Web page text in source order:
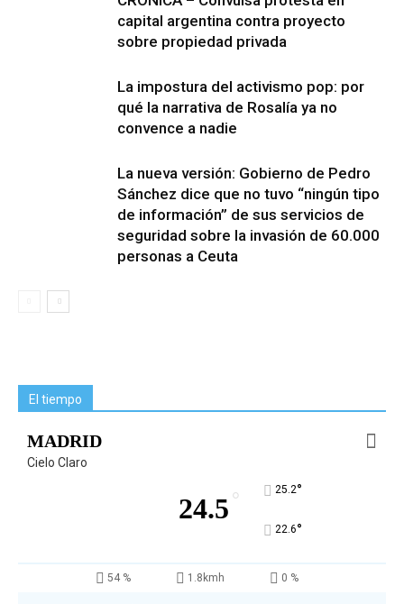
capital argentina contra proyecto
sobre propiedad privada
La impostura del activismo pop: por
qué la narrativa de Rosalía ya no
convence a nadie
La nueva versión: Gobierno de Pedro
Sánchez dice que no tuvo “ningún tipo
de información” de sus servicios de
seguridad sobre la invasión de 60.000
personas a Ceuta
El tiempo
MADRID
Cielo Claro
24.5 ° 25.2°
22.6°
54 % 1.8kmh 0 %